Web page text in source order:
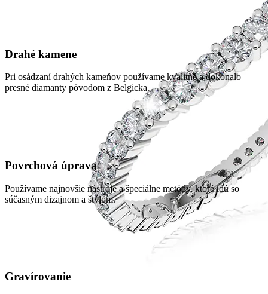
Drahé kamene
Pri osádzaní drahých kameňov používame kvalitné a dokonalo
presné diamanty pôvodom z Belgicka.
Povrchová úprava
Používame najnovšie nástroje a špeciálne metódy, ktoré idú so
súčasným dizajnom a štýlom.
Gravírovanie